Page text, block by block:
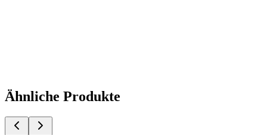
Ähnliche Produkte